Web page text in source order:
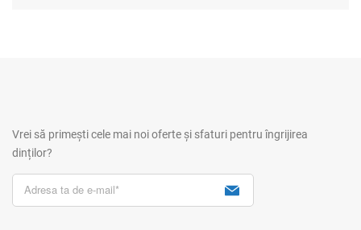
Vrei să primești cele mai noi oferte și sfaturi pentru îngrijirea
dinților?